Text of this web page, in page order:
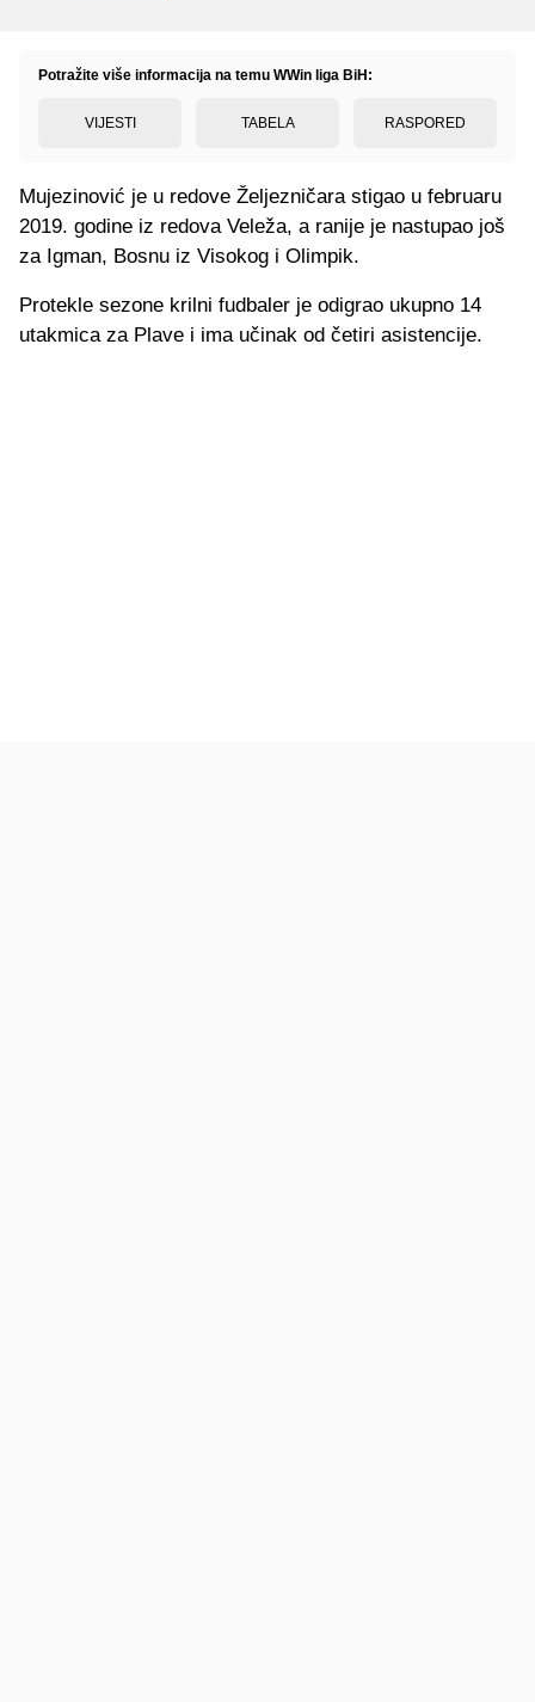
Potražite više informacija na temu WWin liga BiH:
VIJESTI TABELA RASPORED
Mujezinović je u redove Željezničara stigao u februaru
2019. godine iz redova Veleža, a ranije je nastupao još
za Igman, Bosnu iz Visokog i Olimpik.
Protekle sezone krilni fudbaler je odigrao ukupno 14
utakmica za Plave i ima učinak od četiri asistencije.